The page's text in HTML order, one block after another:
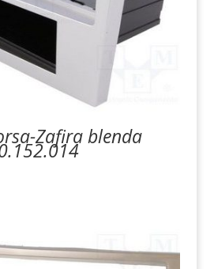
Zafira blenda